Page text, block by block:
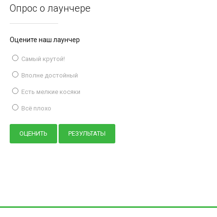
Опрос о лаунчере
Оцените наш лаунчер
Самый крутой!
Вполне достойный
Есть мелкие косяки
Всё плохо